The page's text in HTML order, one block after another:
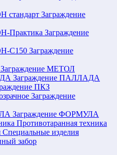
Заграждение
Заграждение
Заграждение
Заграждение МЕТОЛ
Заграждение ПАЛЛАДА
ПКЗ
Заграждение
Заграждение ФОРМУЛА
Противотаранная техника
Специальные изделия
забор